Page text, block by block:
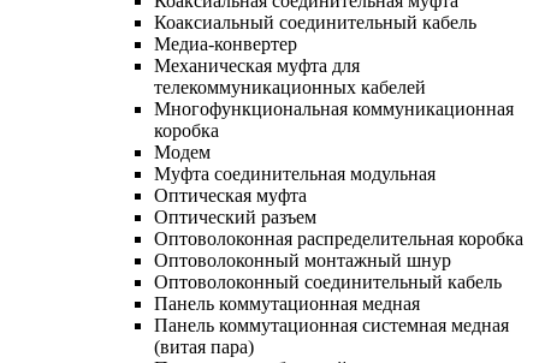
Коаксиальный соединительный кабель
Медиа-конвертер
Механическая муфта для
телекоммуникационных кабелей
Многофункциональная коммуникационная
коробка
Модем
Муфта соединительная модульная
Оптическая муфта
Оптический разъем
Оптоволоконная распределительная коробка
Оптоволоконный монтажный шнур
Оптоволоконный соединительный кабель
Панель коммутационная медная
Панель коммутационная системная медная
(витая пара)